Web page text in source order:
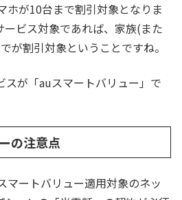
ホが10台まで割引対象となりま
ービス対象であれば、家族(また
が割引対象ということですね。
スが「auスマートバリュー」で
の注意点
マートバリュー適用対象のネッ